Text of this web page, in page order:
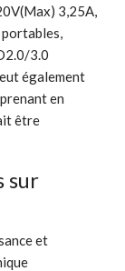
3,25A,
3.0
également
en
être
sur
et